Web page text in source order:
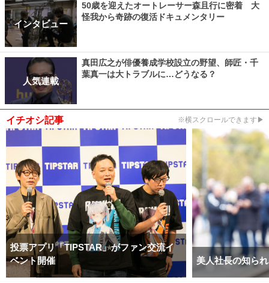
インタビュー
50歳を迎えたオートレーサー森且行に密着 大
怪我から奇跡の復活ドキュメンタリー
人気連載
真田広之が俳優養成学校設立の野望、師匠・千
葉真一は大トラブルに…どうなる？
イチオシ記事 ※横スクロールできます▶
投票アプリ「TIPSTAR」がファン交流イ
ベント開催
美人社長の知ら